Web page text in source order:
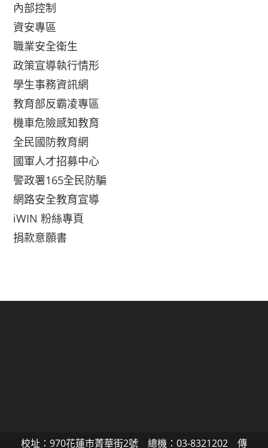
內部控制
資安專區
職業安全衛生
政策宣導執行情形
學生事務資訊網
教育部反霸凌專區
機車危險感知教育
全民國防教育網
國軍人才招募中心
警政署165全民防騙
網路安全教育宣導
iWIN 粉絲專頁
捐款意願書
校址：970花蓮市菁華街2號 總機：03-8321202 傳